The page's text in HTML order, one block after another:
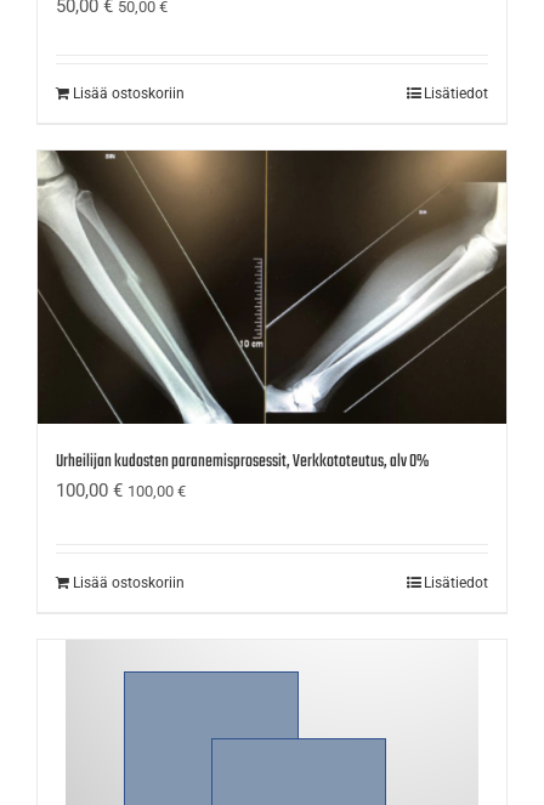
50,00 € 50,00 €
Lisää ostoskoriin Lisätiedot
Urheilijan kudosten paranemisprosessit, Verkkototeutus, alv 0%
100,00 € 100,00 €
Lisää ostoskoriin Lisätiedot